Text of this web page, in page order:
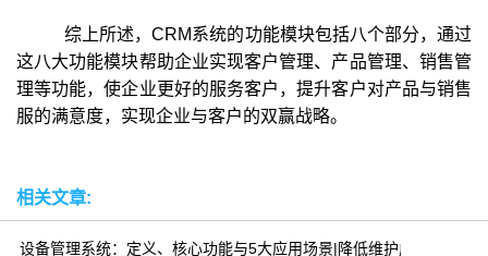
综上所述，CRM系统的功能模块包括八个部分，通过
这八大功能模块帮助企业实现客户管理、产品管理、销售管
理等功能，使企业更好的服务客户，提升客户对产品与销售
服的满意度，实现企业与客户的双赢战略。
相关文章:
设备管理系统：定义、核心功能与5大应用场景|降低维护成本30%